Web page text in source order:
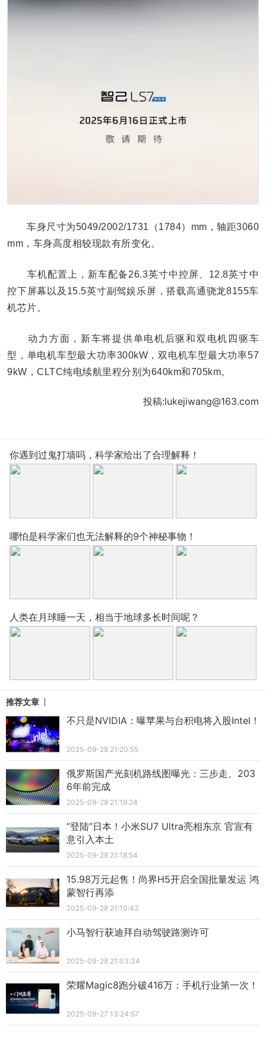
车身尺寸为5049/2002/1731（1784）mm，轴距3060
mm，车身高度相较现款有所变化。
车机配置上，新车配备26.3英寸中控屏、12.8英寸中
控下屏幕以及15.5英寸副驾娱乐屏，搭载高通骁龙8155车
机芯片。
动力方面，新车将提供单电机后驱和双电机四驱车
型，单电机车型最大功率300kW，双电机车型最大功率57
9kW，CLTC纯电续航里程分别为640km和705km。
投稿:lukejiwang@163.com
你遇到过鬼打墙吗，科学家给出了合理解释！
哪怕是科学家们也无法解释的9个神秘事物！
人类在月球睡一天，相当于地球多长时间呢？
推荐文章
不只是NVIDIA：曝苹果与台积电将入股Intel！
2025-09-28 21:20:55
俄罗斯国产光刻机路线图曝光：三步走、203
6年前完成
2025-09-28 21:19:24
“登陆”日本！小米SU7 Ultra亮相东京 官宣有
意引入本土
2025-09-28 21:18:54
15.98万元起售！尚界H5开启全国批量发运 鸿
蒙智行再添
2025-09-28 21:10:43
小马智行获迪拜自动驾驶路测许可
2025-09-28 21:03:34
荣耀Magic8跑分破416万：手机行业第一次！
2025-09-27 13:24:57